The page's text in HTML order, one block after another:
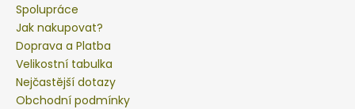
Spolupráce
Jak nakupovat?
Doprava a Platba
Velikostní tabulka
Nejčastější dotazy
Obchodní podmínky